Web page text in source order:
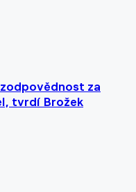
za
tvrdí Brožek